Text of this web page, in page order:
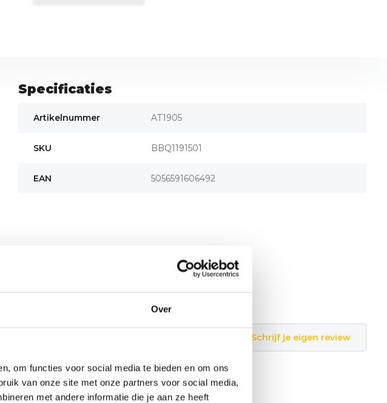
Over
om functies voor social media te bieden en om ons
van onze site met onze partners voor social media,
met andere informatie die je aan ze heeft
Specificaties
Artikelnummer AT1905
SKU BBQ1191501
EAN 5056591606492
Schrijf je eigen review